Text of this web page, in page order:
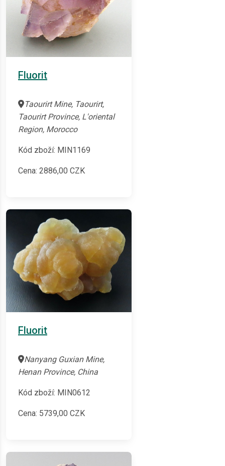
Fluorit
Taourirt Mine, Taourirt,
Taourirt Province, L'oriental
Region, Morocco
Kód zboží: MIN1169
Cena: 2886,00 CZK
Fluorit
Nanyang Guxian Mine,
Henan Province, China
Kód zboží: MIN0612
Cena: 5739,00 CZK